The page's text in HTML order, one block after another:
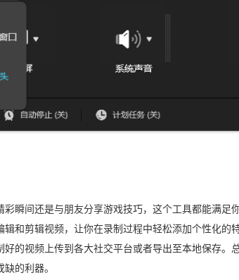
彩瞬间还是与朋友分享游戏技巧，这个工具都能满
辑和剪辑视频，让你在录制过程中轻松添加个性化的
好的视频上传到各大社交平台或者导出至本地保存
的利器。